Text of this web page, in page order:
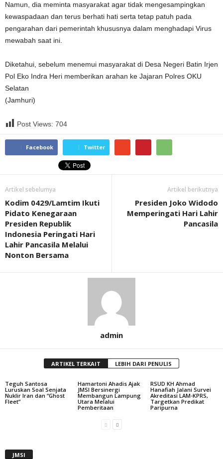
Namun, dia meminta masyarakat agar tidak mengesampingkan
kewaspadaan dan terus berhati hati serta tetap patuh pada
pengarahan dari pemerintah khususnya dalam menghadapi Virus
mewabah saat ini.
Diketahui, sebelum menemui masyarakat di Desa Negeri Batin Irjen
Pol Eko Indra Heri memberikan arahan ke Jajaran Polres OKU
Selatan
(Jamhuri)
Post Views: 704
Facebook Twitter
Artikel sebelumya
Kodim 0429/Lamtim Ikuti
Pidato Kenegaraan
Presiden Republik
Indonesia Peringati Hari
Lahir Pancasila Melalui
Nonton Bersama
Artikel berikutnya
Presiden Joko Widodo
Memperingati Hari Lahir
Pancasila
admin
ARTIKEL TERKAIT LEBIH DARI PENULIS
Teguh Santosa
Luruskan Soal Senjata
Nuklir Iran dan “Ghost
Fleet”
Hamartoni Ahadis Ajak
JMSI Bersinergi
Membangun Lampung
Utara Melalui
Pemberitaan
RSUD KH Ahmad
Hanafiah Jalani Survei
Akreditasi LAM-KPRS,
Targetkan Predikat
Paripurna
JMSI